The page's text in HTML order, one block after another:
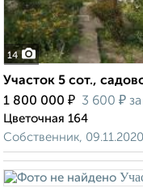
14
Участок 5 сот.,
1 800 000 ₽ 3 600 ₽
Цветочная 164
Собственник, 09.11.2020